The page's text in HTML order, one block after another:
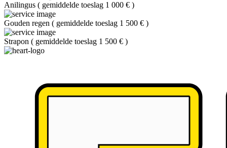
Anilingus ( gemiddelde toeslag 1 000 € )
Gouden regen ( gemiddelde toeslag 1 500 € )
Strapon ( gemiddelde toeslag 1 500 € )